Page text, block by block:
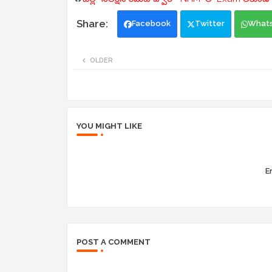
Facebook Twitter
OLDER
YOU MIGHT LIKE
POST A COMMENT